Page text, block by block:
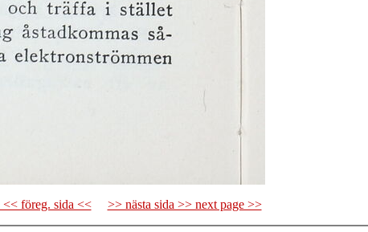
<< föreg. sida << >> nästa sida >> next page >>